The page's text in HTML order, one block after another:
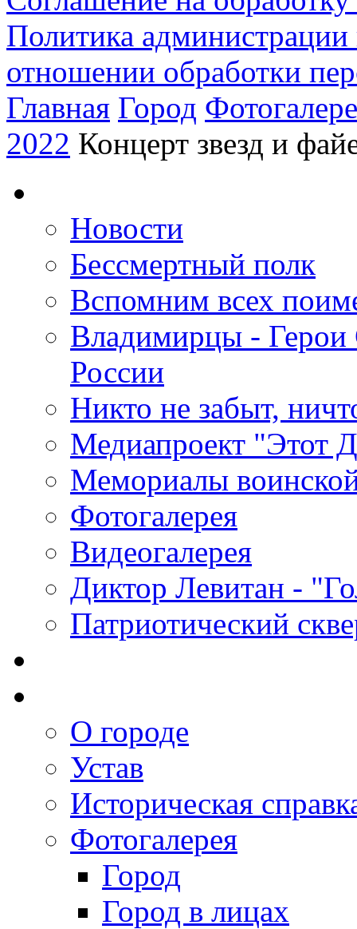
Политика
отношении обработки
Главная Город
2022 Концерт звезд и
Новости
Бессмертный полк
Вспомним всех
Владимирцы - Герои
России
Никто не забыт,
Медиапроект "Этот
Мемориалы
Фотогалерея
Видеогалерея
Диктор Левитан -
Патриотический
О городе
Устав
Историческая
Фотогалерея
Город
Город в лицах